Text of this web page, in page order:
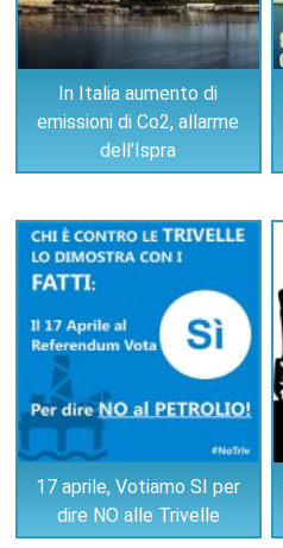
In Italia aumento di
emissioni di Co2, allarme
dell’Ispra
17 aprile, Votiamo SI per
dire NO alle Trivelle